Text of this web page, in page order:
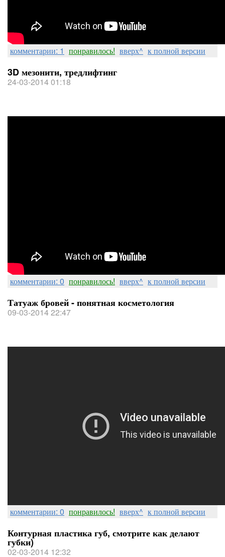
комментарии: 1 понравилось! вверх^ к полной версии
3D мезонити, тредлифтинг
24-03-2014 01:18
комментарии: 0 понравилось! вверх^ к полной версии
Татуаж бровей - понятная косметология
09-03-2014 22:47
комментарии: 0 понравилось! вверх^ к полной версии
Контурная пластика губ, смотрите как делают
губки)
02-03-2014 12:32